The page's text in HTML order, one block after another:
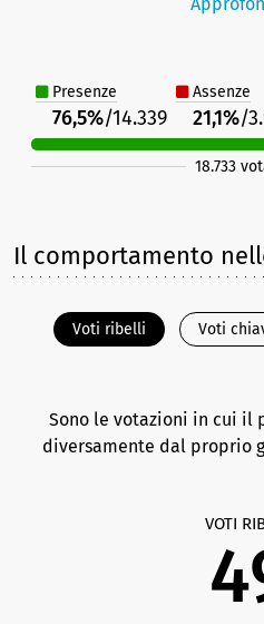
Presenze Assenze
76,5%/14.339 21,1%/
18.733
Il comportamento
Voti ribelli Voti
Sono le votazioni in cui il
diversamente dal proprio
VOTI